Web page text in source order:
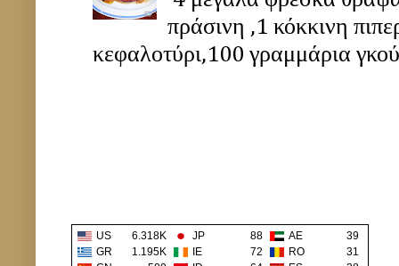
πράσινη ,1 κόκκινη
κεφαλοτύρι,100 γραμμάρια
US 6.318K JP 88 AE
39
GR
1.195K IE 72 RO
31